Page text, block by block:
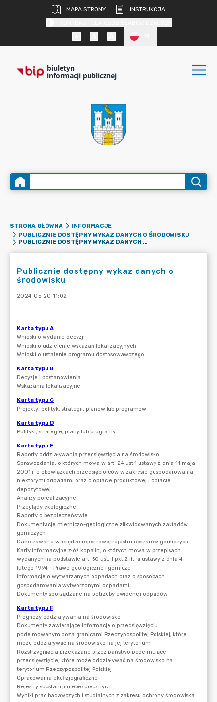
MAPA STRONY
INSTRUKCJA
biuletyn
informacji publicznej
STRONA GŁÓWNA
INFORMACJE
PUBLICZNIE DOSTĘPNY WYKAZ DANYCH O ŚRODOWISKU
PUBLICZNIE DOSTĘPNY WYKAZ DANYCH O ŚRODOWISKU
Publicznie dostępny wykaz danych o
środowisku
2024-05-20 11:02